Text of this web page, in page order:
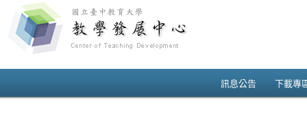
訊息公告 下載專